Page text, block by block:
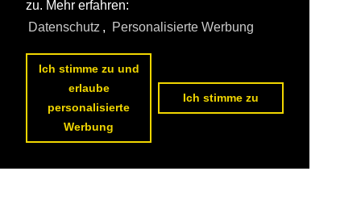
zu. Mehr erfahren:
Datenschutz , Personalisierte Werbung
Ich stimme zu und
erlaube
personalisierte
Werbung
Ich stimme zu